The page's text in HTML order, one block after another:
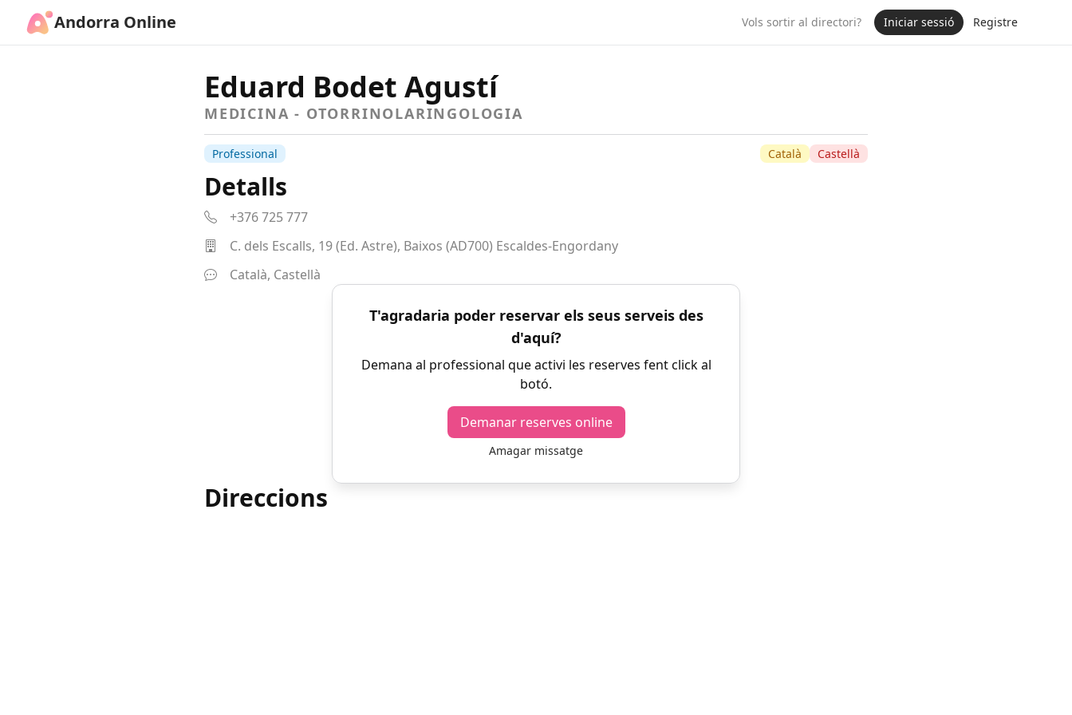
Andorra Online Vols sortir al directori? Iniciar sessió Registre
Eduard Bodet Agustí
MEDICINA - OTORRINOLARINGOLOGIA
Professional Català Castellà
Detalls
+376 725 777
C. dels Escalls, 19 (Ed. Astre), Baixos (AD700) Escaldes-Engordany
Català, Castellà
T'agradaria poder reservar els seus serveis des
d'aquí?
Demana al professional que activi les reserves fent click al
botó.
Demanar reserves online
Amagar missatge
Direccions